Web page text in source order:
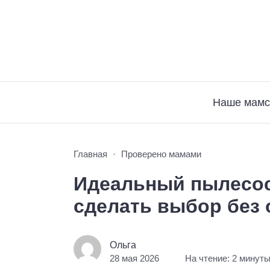
Наше
Главная Проверено мамами
Идеальный
сделать выбор без
Ольга
28 мая 2026 На чтение: 2